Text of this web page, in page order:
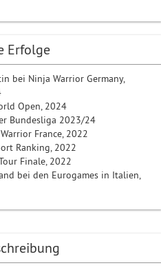
Erfolge
bei Ninja Warrior Germany,
Open, 2024
Bundesliga 2023/24
France, 2022
Ranking, 2022
Finale, 2022
bei den Eurogames in Italien,